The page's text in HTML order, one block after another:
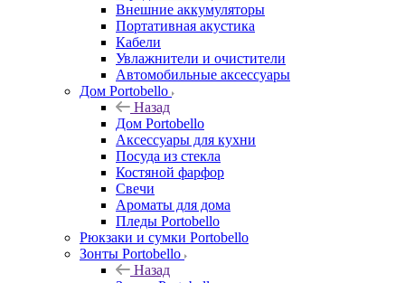
Внешние аккумуляторы
Портативная акустика
Кабели
Увлажнители и очистители
Автомобильные аксессуары
Дом Portobello
Назад
Дом Portobello
Аксессуары для кухни
Посуда из стекла
Костяной фарфор
Свечи
Ароматы для дома
Пледы Portobello
Рюкзаки и сумки Portobello
Зонты Portobello
Назад